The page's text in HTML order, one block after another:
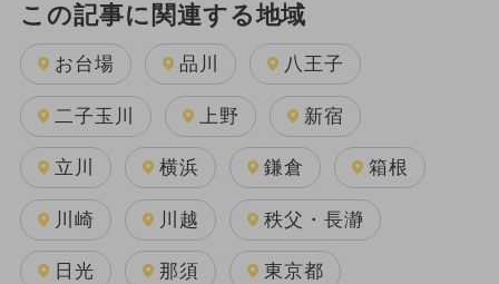
この記事に関連する地域
お台場 品川 八王子
二子玉川 上野 新宿
立川 横浜 鎌倉 箱根
川崎 川越 秩父・長瀞
日光 那須 東京都